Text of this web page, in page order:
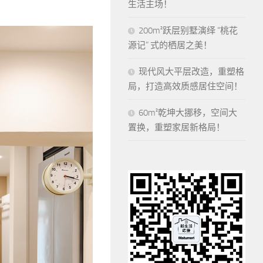
生活主场！
200m²跃层别墅演绎 “桃花
源记” 式的栖居之美！
现代风大平层改造，重塑格
局，打造高效质感居住空间！
60m²乾坤大挪移，空间大
置换，重塑家居新格局！